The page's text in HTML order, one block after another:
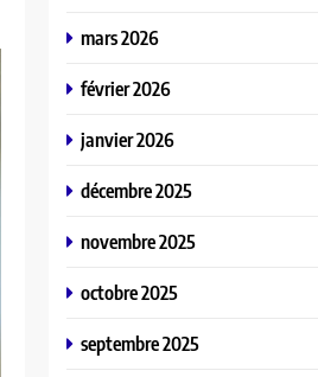
mars 2026
février 2026
janvier 2026
décembre 2025
novembre 2025
octobre 2025
septembre 2025